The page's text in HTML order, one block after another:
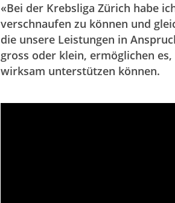
«Bei der Krebsliga Zürich habe
verschnaufen zu können und
die unsere Leistungen in
gross oder klein, ermöglichen
wirksam unterstützen können.